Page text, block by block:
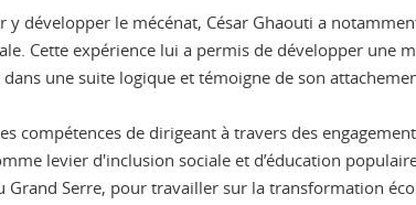
développer le mécénat, César Ghaouti a
Cette expérience lui a permis de développer une
une suite logique et témoigne de son
compétences de dirigeant à travers des
levier d'inclusion sociale et d’éducation
Grand Serre, pour travailler sur la transformation